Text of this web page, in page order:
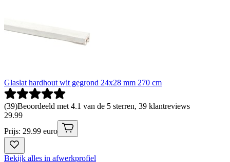
Glaslat hardhout wit gegrond 24x28 mm 270 cm
(39)Beoordeeld met 4.1 van de 5 sterren, 39 klantreviews
29.99
Prijs: 29.99 euro
Bekijk alles in afwerkprofiel